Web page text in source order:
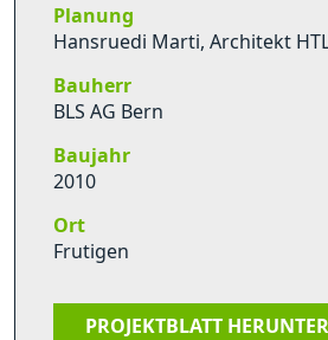
Planung
Hansruedi Marti, Architekt
Bauherr
BLS AG Bern
Baujahr
2010
Ort
Frutigen
PROJEKTBLATT